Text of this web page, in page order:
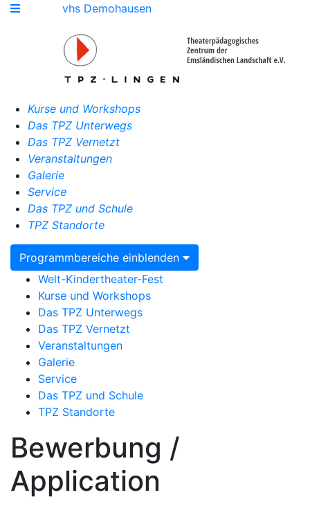
vhs Demohausen
Kurse und Workshops
Das TPZ Unterwegs
Das TPZ Vernetzt
Veranstaltungen
Galerie
Service
Das TPZ und Schule
TPZ Standorte
Programmbereiche einblenden
Welt-Kindertheater-Fest
Kurse und Workshops
Das TPZ Unterwegs
Das TPZ Vernetzt
Veranstaltungen
Galerie
Service
Das TPZ und Schule
TPZ Standorte
Bewerbung /
Application